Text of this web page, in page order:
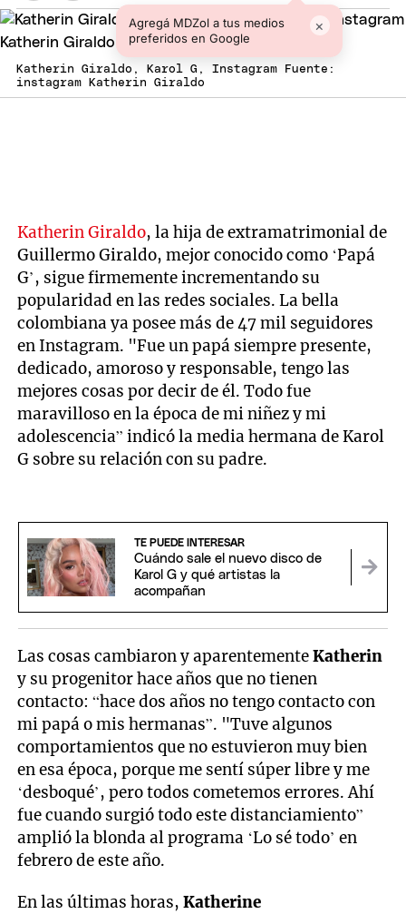
Agregá MDZol a tus medios
preferidos en Google
×
Katherin Giraldo, Karol G, Instagram Fuente:
instagram Katherin Giraldo
Katherin Giraldo, la hija de extramatrimonial de
Guillermo Giraldo, mejor conocido como ‘Papá
G’, sigue firmemente incrementando su
popularidad en las redes sociales. La bella
colombiana ya posee más de 47 mil seguidores
en Instagram. "Fue un papá siempre presente,
dedicado, amoroso y responsable, tengo las
mejores cosas por decir de él. Todo fue
maravilloso en la época de mi niñez y mi
adolescencia” indicó la media hermana de Karol
G sobre su relación con su padre.
TE PUEDE INTERESAR
Cuándo sale el nuevo disco de
Karol G y qué artistas la
acompañan
Las cosas cambiaron y aparentementeKatherin
y su progenitor hace años que no tienen
contacto: “hace dos años no tengo contacto con
mi papá o mis hermanas”. "Tuve algunos
comportamientos que no estuvieron muy bien
en esa época, porque me sentí súper libre y me
‘desboqué’, pero todos cometemos errores. Ahí
fue cuando surgió todo este distanciamiento”
amplió la blonda al programa ‘Lo sé todo’ en
febrero de este año.
En las últimas horas,Katherine